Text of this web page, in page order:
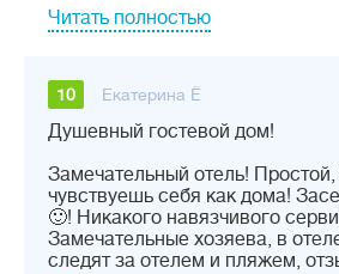
Читать полностью
10 Екатерина Ё
Душевный гостевой дом!
Замечательный отель!
чувствуешь себя как дома!
🙂! Никакого навязчивого
Замечательные хозяева, в
следят за отелем и пляжем,